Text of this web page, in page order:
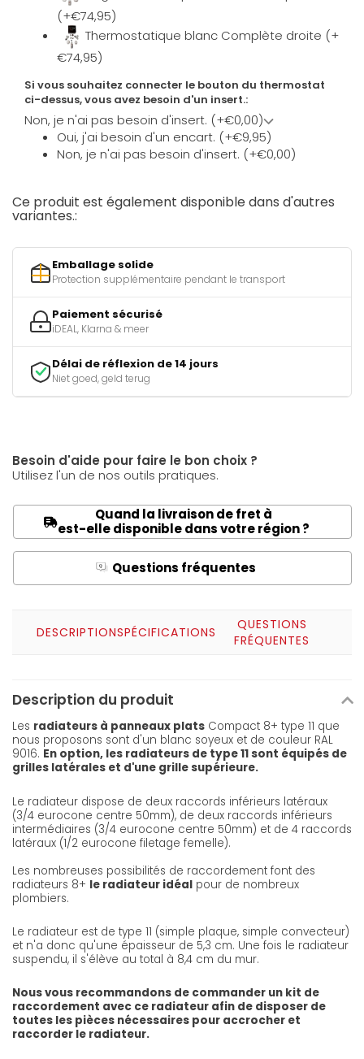
(+€74,95)
Thermostatique blanc Complète droite (+
€74,95)
Si vous souhaitez connecter le bouton du thermostat
ci-dessus, vous avez besoin d'un insert.:
Non, je n'ai pas besoin d'insert. (+€0,00)
Oui, j'ai besoin d'un encart. (+€9,95)
Non, je n'ai pas besoin d'insert. (+€0,00)
Ce produit est également disponible dans d'autres
variantes.:
Emballage solide
Protection supplémentaire pendant le transport
Paiement sécurisé
iDEAL, Klarna & meer
Délai de réflexion de 14 jours
Niet goed, geld terug
Besoin d'aide pour faire le bon choix ?
Utilisez l'un de nos outils pratiques.
Quand la livraison de fret à
est-elle disponible dans votre région ?
Q Questions fréquentes
DESCRIPTIONSPÉCIFICATIONS
QUESTIONS
FRÉQUENTES
Description du produit
Les radiateurs à panneaux plats Compact 8+ type 11 que
nous proposons sont d'un blanc soyeux et de couleur RAL
9016. En option, les radiateurs de type 11 sont équipés de
grilles latérales et d'une grille supérieure.
Le radiateur dispose de deux raccords inférieurs latéraux
(3/4 eurocone centre 50mm), de deux raccords inférieurs
intermédiaires (3/4 eurocone centre 50mm) et de 4 raccords
latéraux (1/2 eurocone filetage femelle).
Les nombreuses possibilités de raccordement font des
radiateurs 8+ le radiateur idéal pour de nombreux
plombiers.
Le radiateur est de type 11 (simple plaque, simple convecteur)
et n'a donc qu'une épaisseur de 5,3 cm. Une fois le radiateur
suspendu, il s'élève au total à 8,4 cm du mur.
Nous vous recommandons de commander un kit de
raccordement avec ce radiateur afin de disposer de
toutes les pièces nécessaires pour accrocher et
raccorder le radiateur.